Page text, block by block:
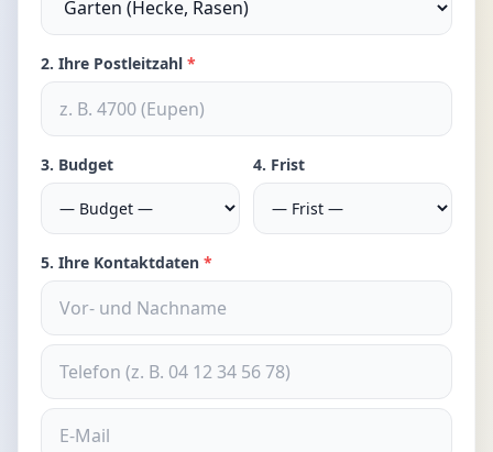
2. Ihre Postleitzahl *
3. Budget 4. Frist
5. Ihre Kontaktdaten *